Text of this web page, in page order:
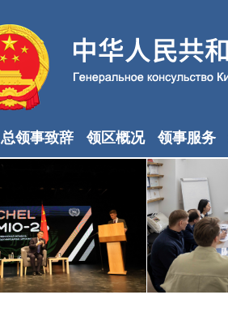
总领事致辞 领区概况 领事服务